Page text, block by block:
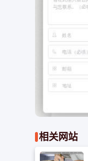
相关网站